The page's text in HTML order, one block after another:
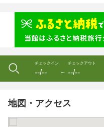
チェックイン
--/-- 〜
チェックアウト
--/--
地図・アクセス